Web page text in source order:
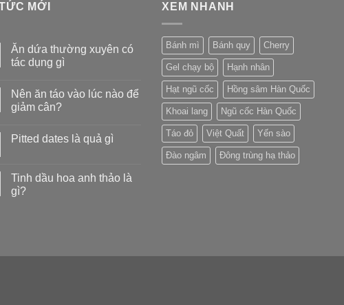
MỚI
Ăn dứa thường xuyên có
tác dụng gì
Nên ăn táo vào lúc nào để
giảm cân?
Pitted dates là quả gì
Tinh dầu hoa anh thảo là
gì?
XEM NHANH
Bánh mì Bánh quy Cherry
Gel chạy bộ Hạnh nhân
Hạt ngũ cốc Hồng sâm Hàn Quốc
Khoai lang Ngũ cốc Hàn Quốc
Táo đỏ Việt Quất Yến sào
Đào ngâm Đông trùng hạ thảo